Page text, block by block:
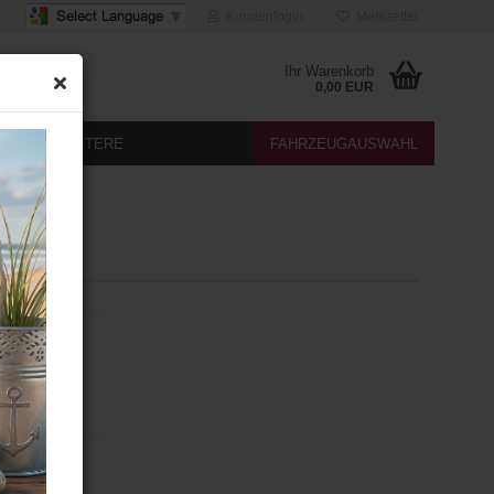
Ihr Warenkorb
0,00 EUR
FAHRZEUGAUSWAHL
WEITERE